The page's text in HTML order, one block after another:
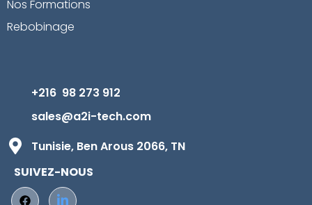
Nos Formations
Rebobinage
+216 98 273 912
sales@a2i-tech.com
Tunisie, Ben Arous 2066, TN
SUIVEZ-NOUS